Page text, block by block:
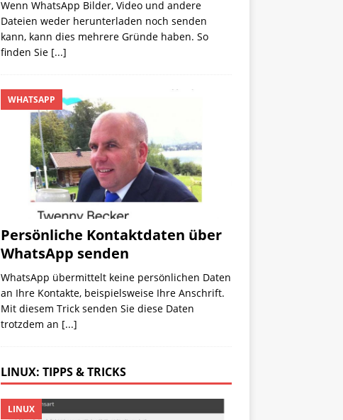
Wenn WhatsApp Bilder, Video und andere
Dateien weder herunterladen noch senden
kann, kann dies mehrere Gründe haben. So
finden Sie [...]
Persönliche Kontaktdaten über
WhatsApp senden
WHATSAPP
WhatsApp übermittelt keine persönlichen Daten
an Ihre Kontakte, beispielsweise Ihre Anschrift.
Mit diesem Trick senden Sie diese Daten
trotzdem an [...]
LINUX: TIPPS & TRICKS
LINUX